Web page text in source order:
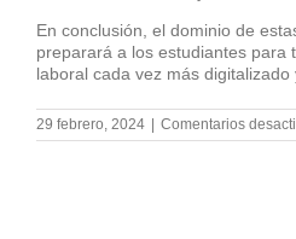
En conclusión, el dominio de
preparará a los estudiantes para
laboral cada vez más digitalizado
29 febrero, 2024 | Comentarios